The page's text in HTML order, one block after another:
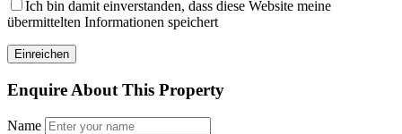
Ich bin damit einverstanden, dass diese Website meine
übermittelten Informationen speichert
Enquire About This Property
Name